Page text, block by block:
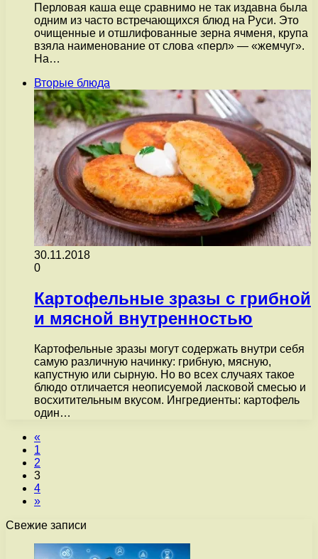
Перловая каша еще сравнимо не так издавна была
одним из часто встречающихся блюд на Руси. Это
очищенные и отшлифованные зерна ячменя, крупа
взяла наименование от слова «перл» — «жемчуг».
На…
Вторые блюда
30.11.2018
0
Картофельные зразы с грибной
и мясной внутренностью
Картофельные зразы могут содержать внутри себя
самую различную начинку: грибную, мясную,
капустную или сырную. Но во всех случаях такое
блюдо отличается неописуемой ласковой смесью и
восхитительным вкусом. Ингредиенты: картофель
один…
«
1
2
3
4
»
Свежие записи